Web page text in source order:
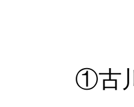
①古川